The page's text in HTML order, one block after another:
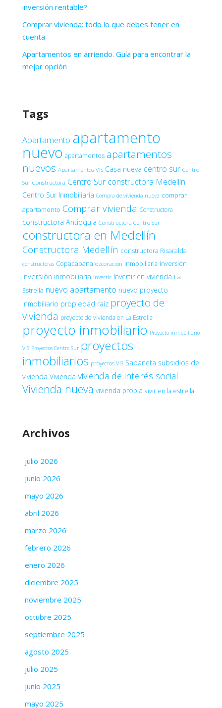
inversión rentable?
Comprar vivienda: todo lo que debes tener en
cuenta
Apartamentos en arriendo. Guía para encontrar la
mejor opción
Tags
Apartamento apartamento
nuevo apartamentos apartamentos
nuevos Apartamentos VIS Casa nueva centro sur Centro
Sur Constructora Centro Sur constructora Medellín
Centro Sur Inmobiliaria Compra de vivienda nueva comprar
apartamento Comprar vivienda Constructora
constructora Antioquia Constructora Centro Sur
constructora en Medellín
Constructora Medellín constructora Risaralda
constructoras Copacabana decoración inmobiliaria inversión
inversión inmobiliaria invertir Invertir en vivienda La
Estrella nuevo apartamento nuevo proyecto
inmobiliario propiedad raíz proyecto de
vivienda proyecto de vivienda en La Estrella
proyecto inmobiliario Proyecto inmobiliario
VIS Proyectos Centro Sur proyectos
inmobiliarios proyectos VIS Sabaneta subsidios de
vivienda Vivienda vivienda de interés social
Vivienda nueva vivienda propia vivir en la estrella
Archivos
julio 2026
junio 2026
mayo 2026
abril 2026
marzo 2026
febrero 2026
enero 2026
diciembre 2025
noviembre 2025
octubre 2025
septiembre 2025
agosto 2025
julio 2025
junio 2025
mayo 2025